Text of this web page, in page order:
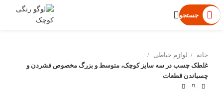
جستجو
خانه
لوازم خیاطی
غلطک چسب در سه سایز کوچک، متوسط و بزرگ مخصوص فشردن و
چسباندن قطعات